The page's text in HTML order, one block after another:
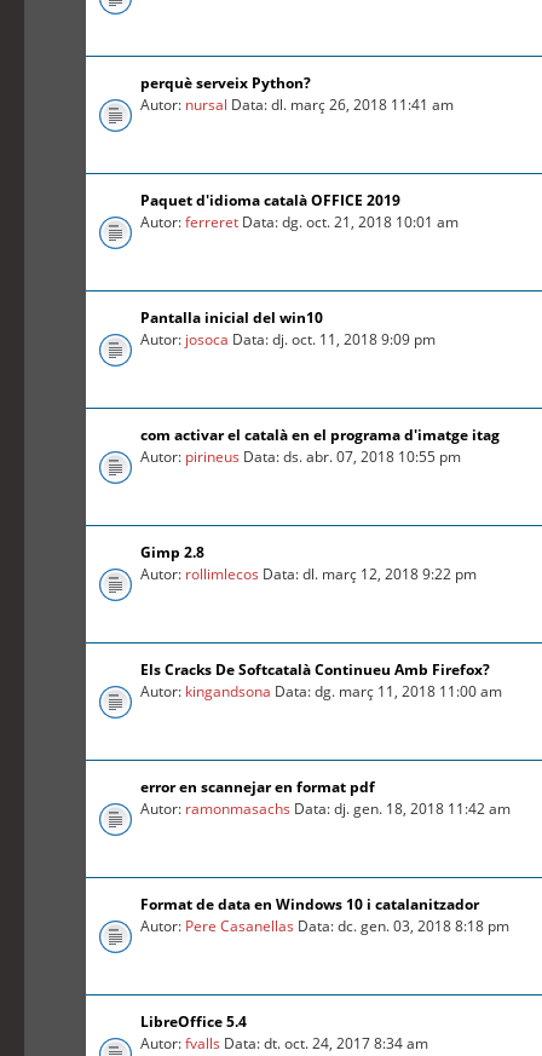
perquè serveix Python?
Autor: nursal Data: dl. març 26, 2018 11:41 am
Paquet d'idioma català OFFICE 2019
Autor:ferreret Data: dg. oct. 21, 2018 10:01 am
Pantalla inicial del win10
Autor: josoca Data: dj. oct. 11, 2018 9:09 pm
com activar el català en el programa d'imatge itag
Autor: pirineus Data: ds. abr. 07, 2018 10:55 pm
Gimp 2.8
Autor: rollimlecos Data: dl. març 12, 2018 9:22 pm
Els Cracks De Softcatalà Continueu Amb Firefox?
Autor: kingandsona Data: dg. març 11, 2018 11:00 am
error en scannejar en format pdf
Autor: ramonmasachs Data: dj. gen. 18, 2018 11:42 am
Format de data en Windows 10 i catalanitzador
Autor: Pere Casanellas Data: dc. gen. 03, 2018 8:18 pm
LibreOffice 5.4
Autor:fvalls Data: dt. oct. 24, 2017 8:34 am